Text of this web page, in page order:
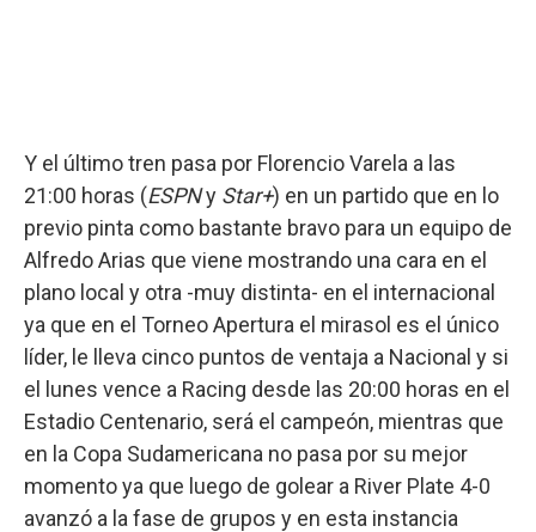
Y el último tren pasa por Florencio Varela a las
21:00 horas (ESPNy Star+) en un partido que en lo
previo pinta como bastante bravo para un equipo de
Alfredo Arias que viene mostrando una cara en el
plano local y otra -muy distinta- en el internacional
ya que en el Torneo Apertura el mirasol es el único
líder, le lleva cinco puntos de ventaja a Nacional y si
el lunes vence a Racing desde las 20:00 horas en el
Estadio Centenario, será el campeón, mientras que
en la Copa Sudamericana no pasa por su mejor
momento ya que luego de golear a River Plate 4-0
avanzó a la fase de grupos y en esta instancia